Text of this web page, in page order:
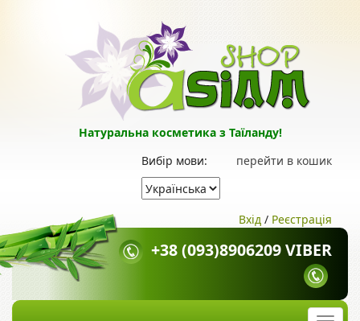
Натуральна косметика з Таїланду!
перейти в кошик
Вибір мови:
Вхід / Реєстрація
+38 (093)8906209 VIBER